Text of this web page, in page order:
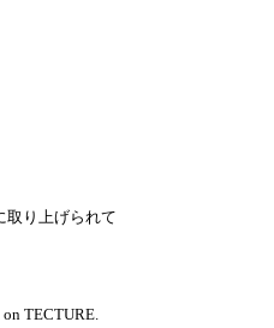
取り上げられて
on TECTURE.